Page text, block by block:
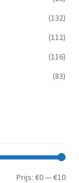
(132)
(112)
(116)
(83)
Min.
Prijs:€0—€10